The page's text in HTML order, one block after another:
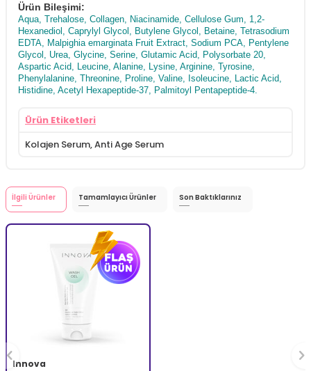
Ürün Bileşimi:
Aqua, Trehalose, Collagen, Niacinamide, Cellulose Gum, 1,2-
Hexanediol, Caprylyl Glycol, Butylene Glycol, Betaine, Tetrasodium
EDTA, Malpighia emarginata Fruit Extract, Sodium PCA, Pentylene
Glycol, Urea, Glycine, Serine, Glutamic Acid, Polysorbate 20,
Aspartic Acid, Leucine, Alanine, Lysine, Arginine, Tyrosine,
Phenylalanine, Threonine, Proline, Valine, Isoleucine, Lactic Acid,
Histidine, Acetyl Hexapeptide-37, Palmitoyl Pentapeptide-4.
Ürün Etiketleri
Kolajen Serum,Anti Age Serum
İlgili Ürünler Tamamlayıcı Ürünler Son Baktıklarınız
Innova